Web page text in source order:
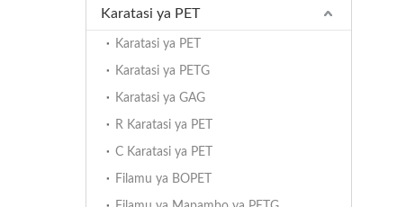
Karatasi ya PET
Karatasi ya PET
Karatasi ya PETG
Karatasi ya GAG
R Karatasi ya PET
C Karatasi ya PET
Filamu ya BOPET